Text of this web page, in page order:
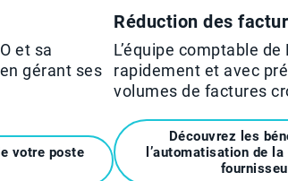
et sa
gérant ses
votre poste
Réduction des
L’équipe comptable
rapidement et avec
volumes de factures
Découvrez les
l’automatisation de